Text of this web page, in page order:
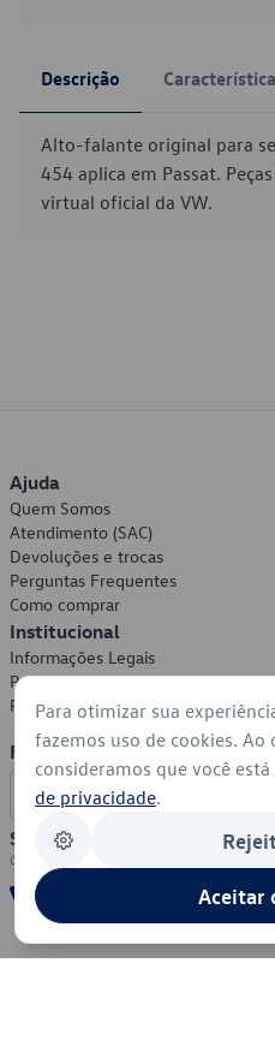
Descrição
Alto-falante original para
454 aplica em Passat.
virtual oficial da VW.
Ajuda
Quem Somos
Atendimento (SAC)
Devoluções e trocas
Perguntas Frequentes
Como comprar
Institucional
Informações Legais
Política de Privacidade
Política de Cookies
Formas de Pagamento
Segurança
Para otimizar sua
fazemos uso de cookies.
consideramos que você
de privacidade.
Aceitar